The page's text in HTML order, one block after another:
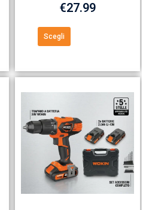
€27.99
Scegli